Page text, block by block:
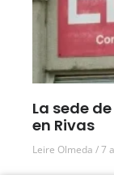
La sede
en Rivas
Leire Olmeda 7